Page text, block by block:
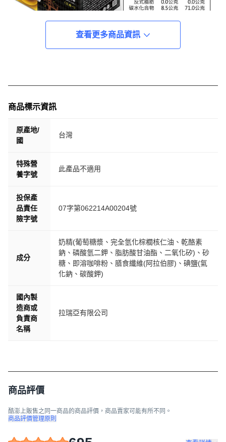
查看更多商品資訊
商品標示資訊
原產地/
國
台灣
特殊營
養字號
此產品不適用
投保產
品責任
險字號
07字第062214A00204號
成分
奶精(葡萄糖漿、完全氫化棕櫚核仁油、乾酪素
鈉、磷酸氫二鉀、脂肪酸甘油酯、二氧化矽)、砂
糖、即溶咖啡粉、膳食纖維(阿拉伯膠)、碘鹽(氣
化鈉、碳酸鉀)
國內製
造商或
負責商
名稱
拉瑞亞有限公司
商品評價
酷澎上販售之同一商品的商品評價，商品賣家可能有所不同。
商品評價管理原則